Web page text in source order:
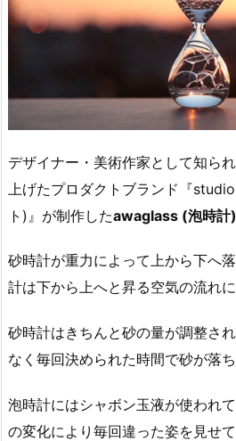
デザイナー・美術作家として知ら
上げたプロダクトブランド『
ト)』が制作したawaglass (泡時計)
砂時計が重力によって上から下へ
計は下から上へと昇る空気の流れに
砂時計はきちんと砂の量が調整さ
なく毎回決められた時間で砂が落ち
泡時計にはシャボン玉液が使われ
の変化により毎回違った姿を見せて